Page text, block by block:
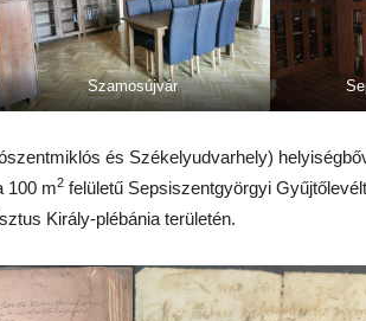
Szamosújvár
és Székelyudvarhely)
100 m2 felületű Sepsiszentgyörgyi
Király-plébánia területén.